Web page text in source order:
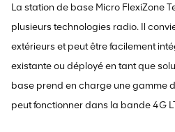
La station de base Micro FlexiZone
plusieurs technologies radio. Il
extérieurs et peut être facilement
existante ou déployé en tant que
base prend en charge une gamme
peut fonctionner dans la bande 4G